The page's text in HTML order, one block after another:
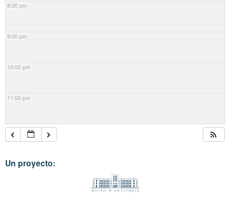
8:00 pm
9:00 pm
10:00 pm
11:00 pm
Un proyecto: